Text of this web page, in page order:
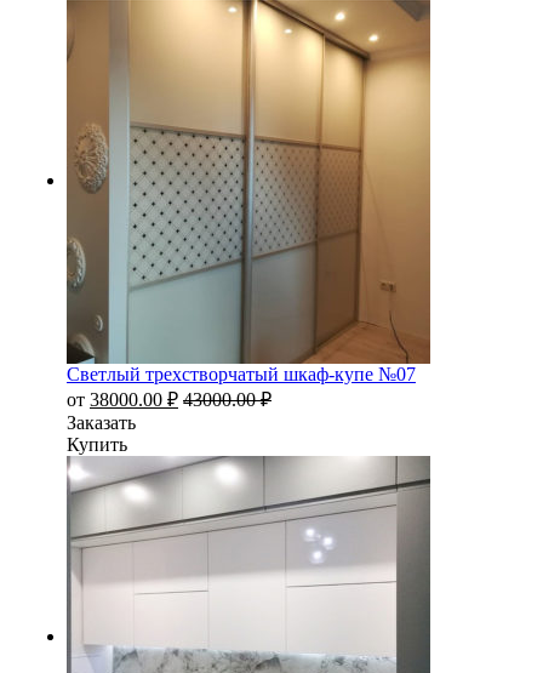
Светлый трехстворчатый шкаф-купе №07
от 38000.00 ₽ 43000.00₽
Заказать
Купить